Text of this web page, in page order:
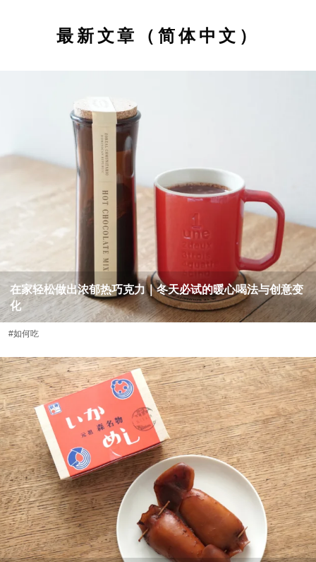
最新文章（简体中文）
在家轻松做出浓郁热巧克力｜冬天必试的暖心喝法与创意变
化
#如何吃